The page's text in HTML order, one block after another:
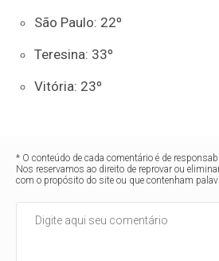
São Paulo: 22º
Teresina: 33º
Vitória: 23º
* O conteúdo de cada comentário é de
Nos reservamos ao direito de reprovar ou
com o propósito do site ou que contenham